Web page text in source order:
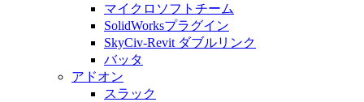
マイクロソフトチーム
SolidWorksプラグイン
SkyCiv-Revit ダブルリンク
バッタ
アドオン
スラック